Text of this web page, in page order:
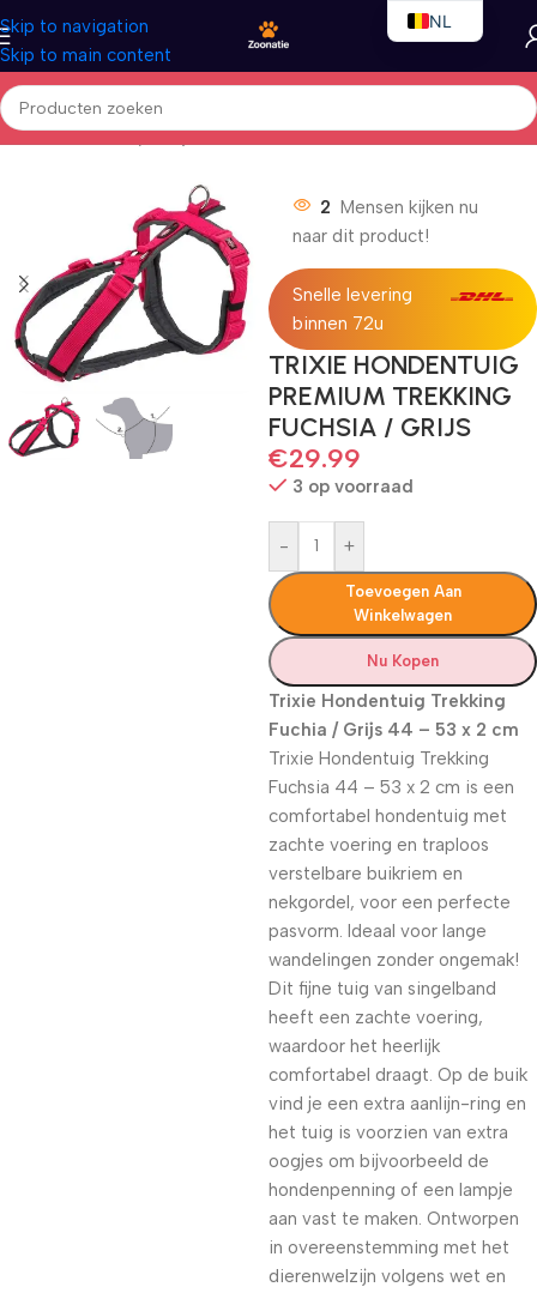
Skip to navigation
Skip to main content
Home/Honden/Nylon lijnen
2 Mensen kijken nu
naar dit product!
Snelle levering
binnen 72u
TRIXIE HONDENTUIG
PREMIUM TREKKING
FUCHSIA / GRIJS
€29.99
3 op voorraad
- +
Toevoegen Aan
Winkelwagen
Nu Kopen
Trixie Hondentuig Trekking
Fuchia / Grijs 44 – 53 x 2 cm
Trixie Hondentuig Trekking
Fuchsia 44 – 53 x 2 cm is een
comfortabel hondentuig met
zachte voering en traploos
verstelbare buikriem en
nekgordel, voor een perfecte
pasvorm. Ideaal voor lange
wandelingen zonder ongemak!
Dit fijne tuig van singelband
heeft een zachte voering,
waardoor het heerlijk
comfortabel draagt. Op de buik
vind je een extra aanlijn-ring en
het tuig is voorzien van extra
oogjes om bijvoorbeeld de
hondenpenning of een lampje
aan vast te maken. Ontworpen
in overeenstemming met het
dierenwelzijn volgens wet en
NL